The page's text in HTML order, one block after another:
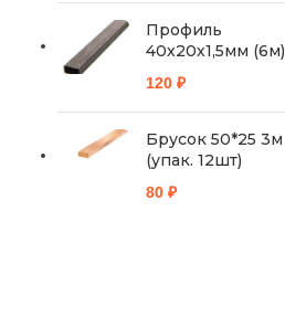
Профиль
40х20х1,5мм (6м)
120 ₽
Брусок 50*25 3м
(упак. 12шт)
80 ₽